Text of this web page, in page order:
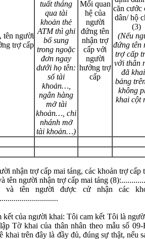
tên người
trợ cấp
tuất tháng
qua tài
khoản thẻ
ATM thì ghi
bổ sung
trong ngoặc
đơn ngay
dưới họ tên:
số tài
khoản…,
ngân hàng
mở tài
khoản…, chi
nhánh mở
tài khoản…)
Mối quan
hệ của
người
đứng tên
nhận trợ
cấp với
người
hưởng trợ
cấp
căn cước
dân/ hộ
(3)
(Nếu
đứng tên
trợ cấp
với thân
đã
bảng
không
khai cột
nhận trợ cấp mai táng, các khoản trợ cấp
tên người nhận trợ cấp mai táng
và tên người được cử nhận các
kết của người khai: Tôi cam kết Tôi là
Tờ khai của thân nhân theo mẫu số
khai trên đây là đầy đủ, đúng sự thật, nếu
bình luận *